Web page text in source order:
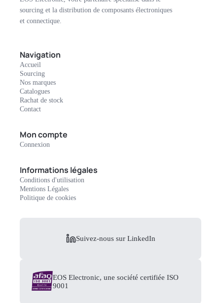
sourcing et la distribution de composants électroniques
et connectique.
Navigation
Accueil
Sourcing
Nos marques
Catalogues
Rachat de stock
Contact
Mon compte
Connexion
Informations légales
Conditions d'utilisation
Mentions Légales
Politique de cookies
Suivez-nous sur LinkedIn
EOS Electronic, une société certifiée ISO
9001